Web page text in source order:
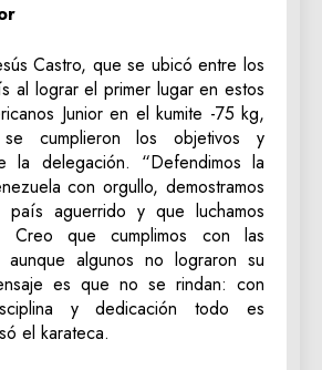
Castro, que se ubicó entre los
al lograr el primer lugar en estos
Junior en el kumite -75 kg,
cumplieron los objetivos y
la delegación. “Defendimos la
con orgullo, demostramos
país aguerrido y que luchamos
Creo que cumplimos con las
aunque algunos no lograron su
es que no se rindan: con
y dedicación todo es
el karateca.